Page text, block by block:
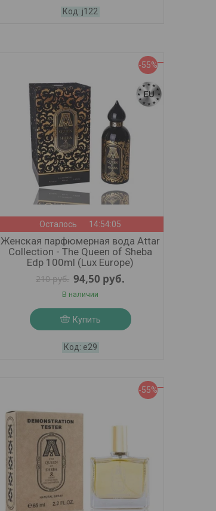
j122
-55%
Осталось 14:54:03
Женская парфюмерная вода Attar
Collection - The Queen of Sheba
Edp 100ml (Lux Europe)
210руб. 94,50 руб.
В наличии
Купить
е29
-55%